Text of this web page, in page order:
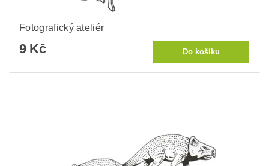
Fotografický ateliér
9 Kč